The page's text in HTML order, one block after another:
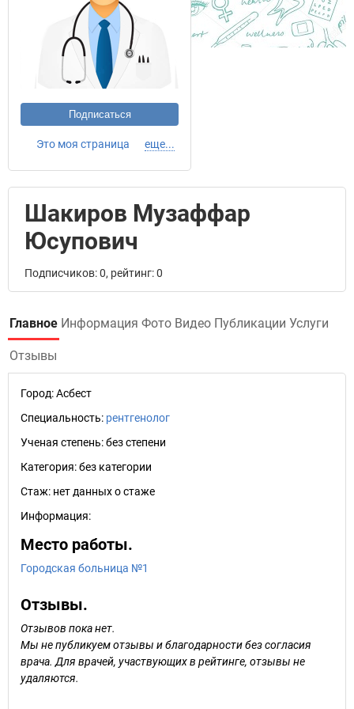
Подписаться
Это моя страница еще...
Шакиров Музаффар
Юсупович
Подписчиков: 0, рейтинг: 0
Главное Информация Фото Видео Публикации Услуги
Отзывы
Город:Асбест
Специальность: рентгенолог
Ученая степень:без степени
Категория:без категории
Стаж: нет данных о стаже
Информация:
Место работы.
Городская больница №1
Отзывы.
Отзывов пока нет.
Мы не публикуем отзывы и благодарности без согласия
врача. Для врачей, участвующих в рейтинге, отзывы не
удаляются.